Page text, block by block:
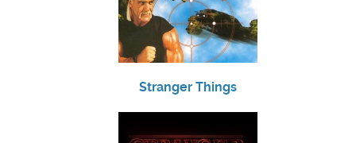
Stranger Things